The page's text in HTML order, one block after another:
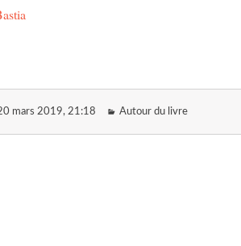
mars 2019, 21:18 Autour du livre